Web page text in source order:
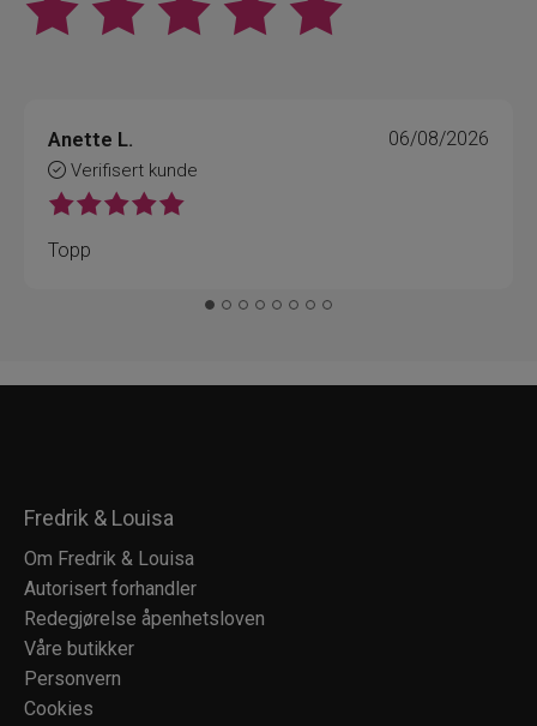
Anette L.
Verifisert kunde
06/08/2026
Topp
Fredrik & Louisa
Om Fredrik & Louisa
Autorisert forhandler
Redegjørelse åpenhetsloven
Våre butikker
Personvern
Cookies